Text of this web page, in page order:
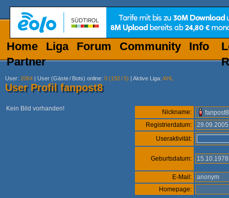
Home Liga Forum Community
Info
Partner
User: 2064 | User (Gäste/ Bots) online: 0 (192/5) | Aktive Liga: AHL
User Profil fanpost8
Kein Bild vorhanden! Nickname:
fanpost8
Registrierdatum:
Useraktivität:
Geburtsdatum:
E-Mail:
anonym
Homepage: